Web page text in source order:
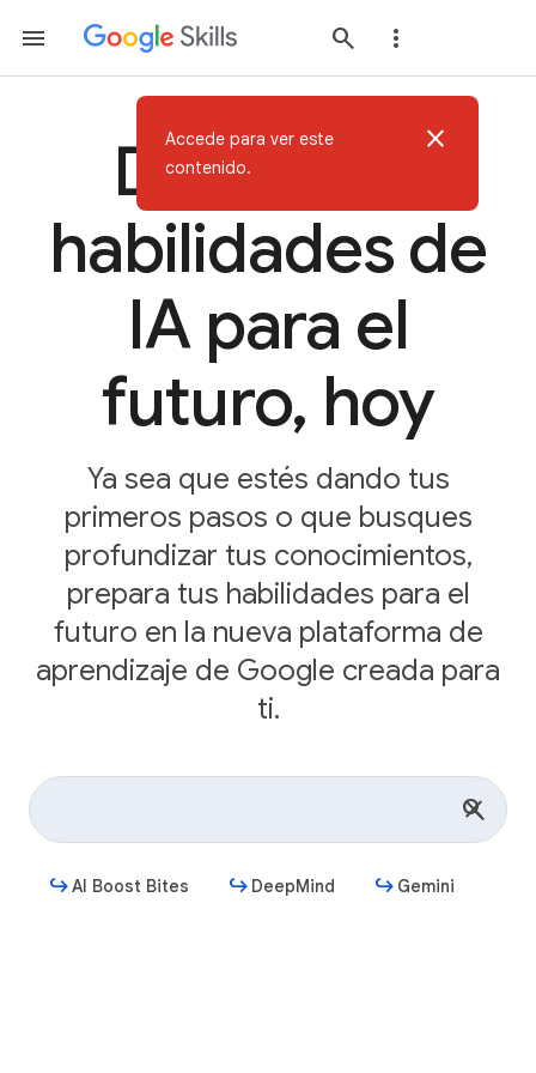
Desarrolla
habilidades de
IA para el
futuro, hoy
Ya sea que estés dando tus
primeros pasos o que busques
profundizar tus conocimientos,
prepara tus habilidades para el
futuro en la nueva plataforma de
aprendizaje de Google creada para
ti.
AI Boost Bites DeepMind Gemini
Accede para ver este
contenido.
close